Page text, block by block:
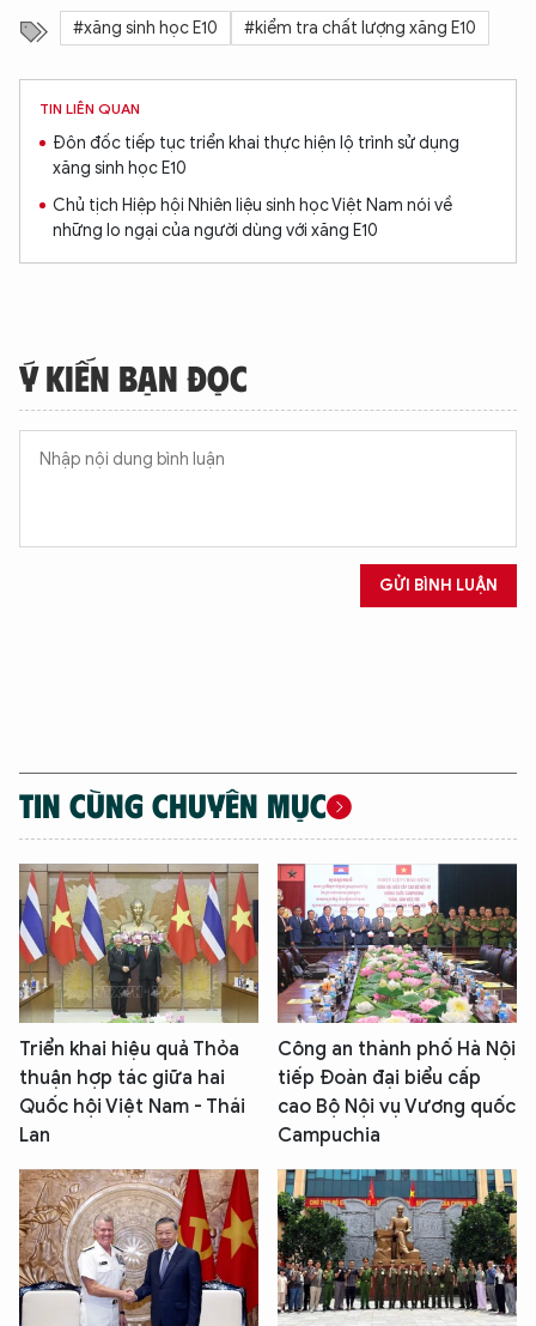
#xăng sinh học E10 #kiểm tra chất lượng xăng E10
TIN LIÊN QUAN
Đôn đốc tiếp tục triển khai thực hiện lộ trình sử dụng
xăng sinh học E10
Chủ tịch Hiệp hội Nhiên liệu sinh học Việt Nam nói về
những lo ngại của người dùng với xăng E10
Ý KIẾN BẠN ĐỌC
GỬI BÌNH LUẬN
TIN CÙNG CHUYÊN MỤC
Triển khai hiệu quả Thỏa
thuận hợp tác giữa hai
Quốc hội Việt Nam - Thái
Lan
Công an thành phố Hà Nội
tiếp Đoàn đại biểu cấp
cao Bộ Nội vụ Vương quốc
Campuchia
TÔI LÀ CHATBOT CỦA
Hãy hỏi tôi bất kỳ điều gì bạn cần biết về